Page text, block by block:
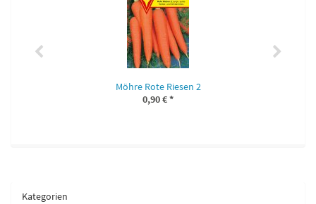
Möhre Rote Riesen 2
0,90 €*
Kategorien